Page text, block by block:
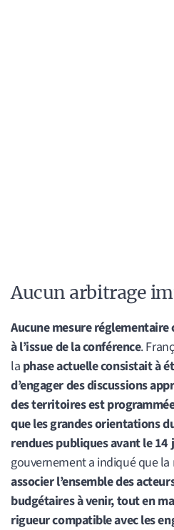
Aucun arbitrage
Aucune mesure réglementaire
à l’issue de la conférence.
la phase actuelle consistait à
d’engager des discussions
des territoires est
que les grandes orientations
rendues publiques avant le
gouvernement a indiqué que
associer l’ensemble des
budgétaires à venir, tout en
rigueur compatible avec les